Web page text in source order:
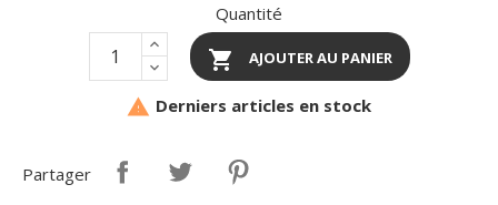
Quantité
 AJOUTER AU PANIER
 Derniers articles en stock
Partager